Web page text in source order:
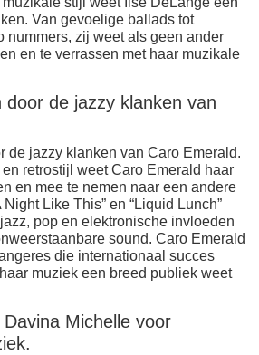
Van gevoelige ballads tot
nummers, zij weet als geen ander
en te verrassen met haar muzikale
de jazzy klanken van
de jazzy klanken van Caro Emerald.
retrostijl weet Caro Emerald haar
en mee te nemen naar een andere
Like This” en “Liquid Lunch”
pop en elektronische invloeden
sound. Caro Emerald
die internationaal succes
muziek een breed publiek weet
Michelle voor